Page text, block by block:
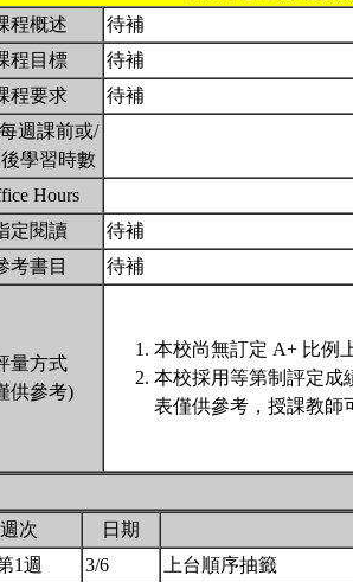
程概述
待補
程目標
待補
程要求
待補
週課前或/
學習時數
Hours
定閱讀
待補
考書目
待補
量方式
供參考)
本校尚無訂定 A+ 比例
本校採用等第制評定成
表僅供參考，授課教師
週次
日期
1週
3/6
上台順序抽籤